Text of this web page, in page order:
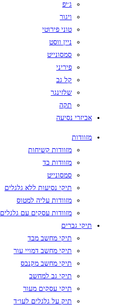
ג׳יפ
ויגור
טוני פירוטי
ניין ווסט
סמסונייט
פיריני
קל גב
שלזינגר
תקה
אביזרי נסיעה
מזוודות
מזוודות קשיחות
מזוודות בד
סמסונייט
תיקי נסיעות ללא גלגלים
מזוודות עליה למטוס
מזוודות עסקים עם גלגלים
תיקי גברים
תיקי מחשב מבד
תיקי מחשב דמויי עור
תיקי מחשב מקנבס
תיקי גב למחשב
תיקי עסקים מעור
תיק על גלגלים לעו״ד